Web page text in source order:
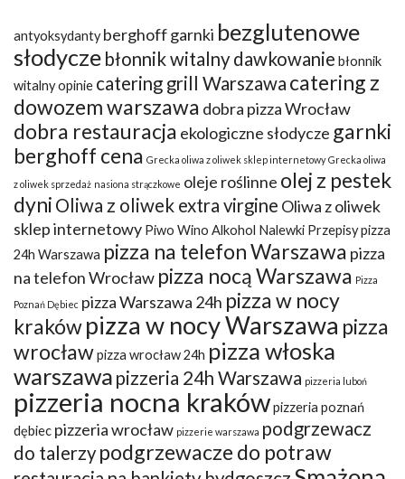
antyoksydanty berghoff garnki bezglutenowe
słodycze błonnik witalny dawkowanie błonnik
witalny opinie catering grill Warszawa catering z
dowozem warszawa dobra pizza Wrocław
dobra restauracja ekologiczne słodycze garnki
berghoff cena Grecka oliwa z oliwek sklep internetowy Grecka oliwa
z oliwek sprzedaż nasiona strączkowe oleje roślinne olej z pestek
dyni Oliwa z oliwek extra virgine Oliwa z oliwek
sklep internetowy Piwo Wino Alkohol Nalewki Przepisypizza
24h Warszawa pizza na telefon Warszawa pizza
na telefon Wrocław pizza nocą Warszawa Pizza
Poznań Dębiec pizza Warszawa 24h pizza w nocy
krakówpizza w nocy Warszawa pizza
wrocławpizza wrocław 24h pizza włoska
warszawa pizzeria 24h Warszawa pizzeria luboń
pizzeria nocna krakówpizzeria poznań
dębiec pizzeria wrocław pizzerie warszawa podgrzewacz
do talerzy podgrzewacze do potraw